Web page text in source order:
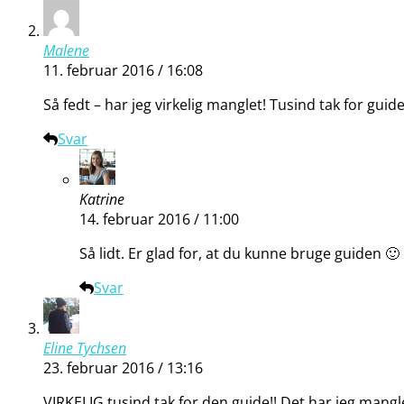
Malene
11. februar 2016 / 16:08
Så fedt – har jeg virkelig manglet! Tusind tak for
Svar
Katrine
14. februar 2016 / 11:00
Så lidt. Er glad for, at du kunne bruge guiden 🙂
Svar
Eline Tychsen
23. februar 2016 / 13:16